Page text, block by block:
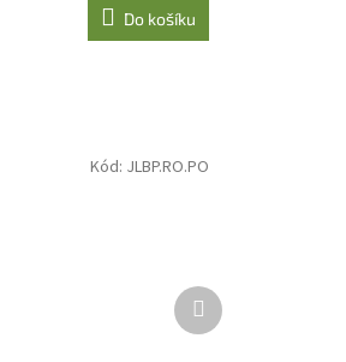
Do košíku
Kód: JLBP.RO.PO
Další
produkt